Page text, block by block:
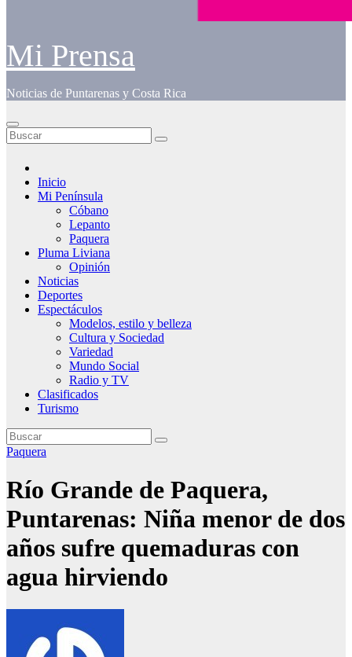
Mi Prensa
Noticias de Puntarenas y Costa Rica
Inicio
Mi Península
Cóbano
Lepanto
Paquera
Pluma Liviana
Opinión
Noticias
Deportes
Espectáculos
Modelos, estilo y belleza
Cultura y Sociedad
Variedad
Mundo Social
Radio y TV
Clasificados
Turismo
Paquera
Río Grande de Paquera,
Puntarenas: Niña menor de dos
años sufre quemaduras con
agua hirviendo